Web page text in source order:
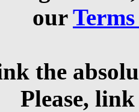
our
the
Please,